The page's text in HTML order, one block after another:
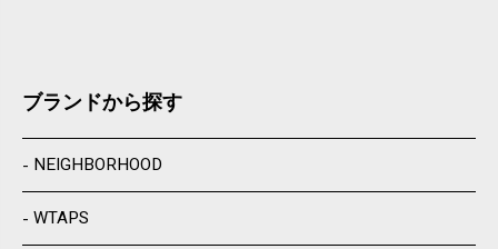
ブランドから探す
NEIGHBORHOOD
WTAPS